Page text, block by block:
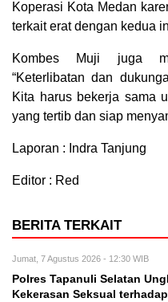
Koperasi Kota Medan
terkait erat dengan kedua
Kombes Muji juga
“Keterlibatan dan
Kita harus bekerja sama
yang tertib dan siap
Laporan : Indra Tanjung
Editor : Red
BERITA TERKAIT
Jumat, 7 Agustus 2026 - 12:30 WIB
Polres Tapanuli Selatan
Kekerasan Seksual